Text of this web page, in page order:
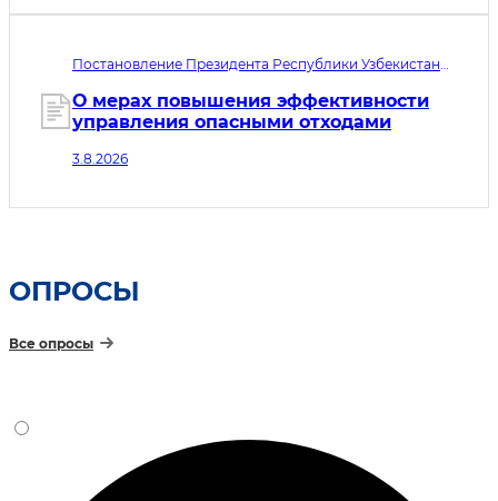
людьми
Постановление Президента Республики Узбекистан
в силу 04.08.2026
О мерах повышения эффективности
управления опасными отходами
3.8.2026
ОПРОСЫ
Все опросы